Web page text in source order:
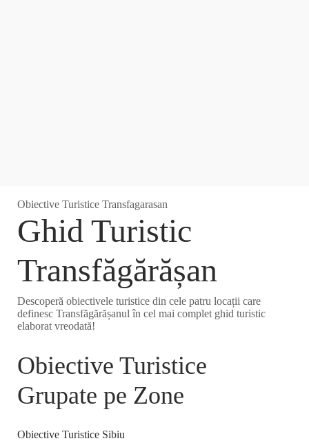
Obiective Turistice Transfagarasan
Ghid Turistic
Transfăgărășan
Descoperă obiectivele turistice din cele patru locații care
definesc Transfăgărășanul în cel mai complet ghid turistic
elaborat vreodată!
Obiective Turistice
Grupate pe Zone
Obiective Turistice Sibiu